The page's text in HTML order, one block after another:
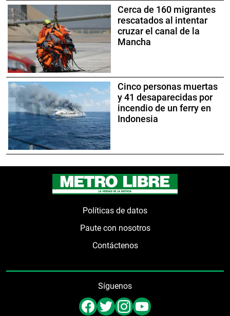
Cerca de 160 migrantes
rescatados al intentar
cruzar el canal de la
Mancha
Cinco personas muertas
y 41 desaparecidas por
incendio de un ferry en
Indonesia
Políticas de datos
Paute con nosotros
Contáctenos
Síguenos